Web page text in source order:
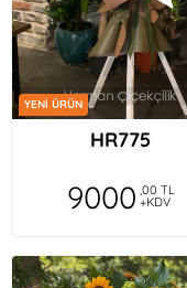
YENİ ÜRÜN
HR775
9000 ,00 TL
+KDV